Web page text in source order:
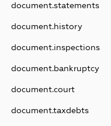
document.statements
document.history
document.inspections
document.bankruptcy
document.court
document.taxdebts